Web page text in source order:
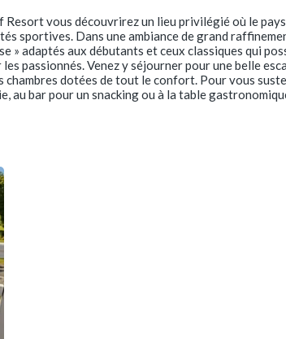
vous découvrirez un lieu privilégié où le
sportives. Dans une ambiance de grand
» adaptés aux débutants et ceux classiques qui
passionnés. Venez y séjourner pour une belle
chambres dotées de tout le confort. Pour vous
au bar pour un snacking ou à la table